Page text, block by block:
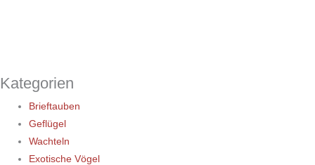
Kategorien
Brieftauben
Geflügel
Wachteln
Exotische Vögel